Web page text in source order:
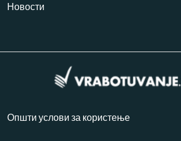
Новости
Општи услови за користење